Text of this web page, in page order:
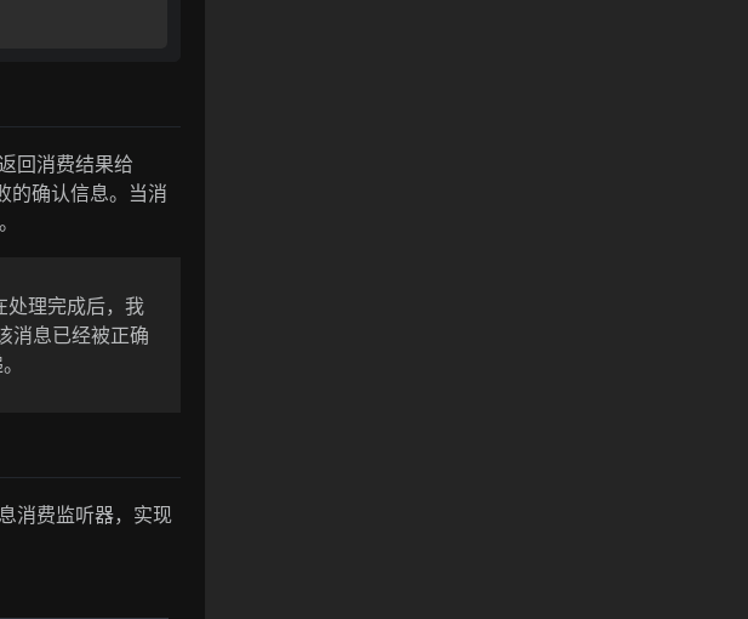
回消费结果给
的确认信息。当消
处理完成后，我
消息已经被正确
消费监听器，实现